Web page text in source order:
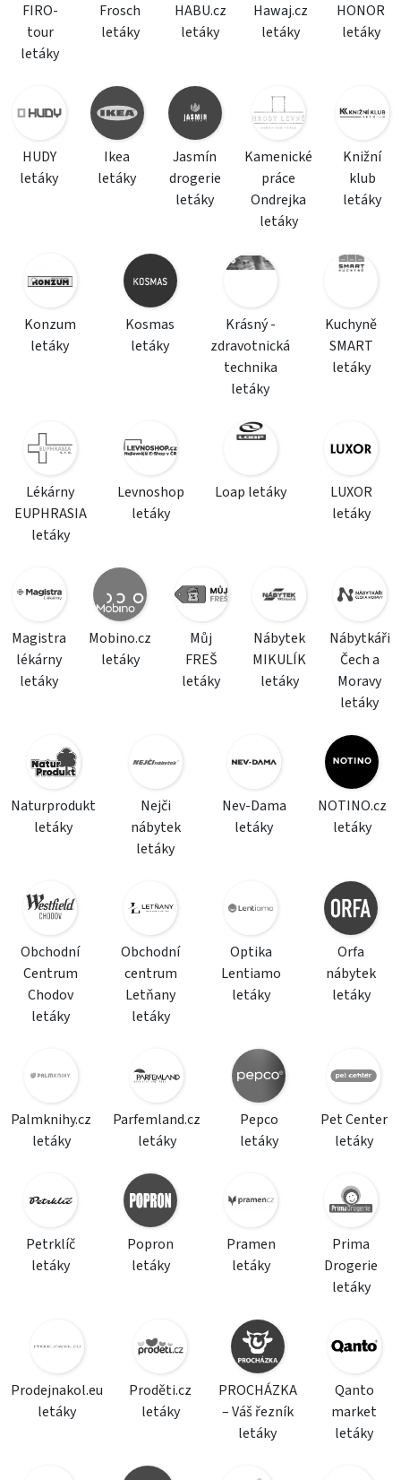
FIRO-
tour
letáky
Frosch
letáky
HABU.cz
letáky
Hawaj.cz
letáky
HONOR
letáky
HUDY
letáky
Ikea
letáky
Jasmín
drogerie
letáky
Kamenické
práce
Ondrejka
letáky
Knižní
klub
letáky
Konzum
letáky
Kosmas
letáky
Krásný -
zdravotnická
technika
letáky
Kuchyně
SMART
letáky
Lékárny
EUPHRASIA
letáky
Levnoshop
letáky
Loap letáky
LUXOR
letáky
Magistra
lékárny
letáky
Mobino.cz
letáky
Můj
FREŠ
letáky
Nábytek
MIKULÍK
letáky
Nábytkáři
Čech a
Moravy
letáky
Naturprodukt
letáky
Nejči
nábytek
letáky
Nev-Dama
letáky
NOTINO.cz
letáky
Obchodní
Centrum
Chodov
letáky
Obchodní
centrum
Letňany
letáky
Optika
Lentiamo
letáky
Orfa
nábytek
letáky
Palmknihy.cz
letáky
Parfemland.cz
letáky
Pepco
letáky
Pet Center
letáky
Petrklíč
letáky
Popron
letáky
Pramen
letáky
Prima
Drogerie
letáky
Prodejnakol.eu
letáky
Proděti.cz
letáky
PROCHÁZKA
– Váš řezník
letáky
Qanto
market
letáky